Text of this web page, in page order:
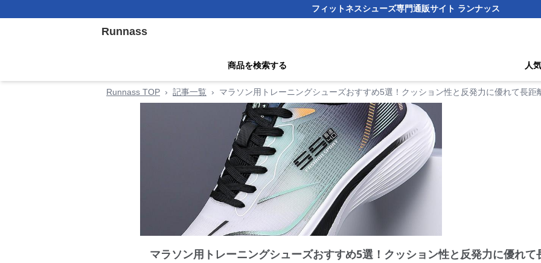
フィットネスシューズ専門通販サイト ランナッス
Runnass
商品を検索する 人
Runnass TOP › 記事一覧 › マラソン用トレーニングシューズおすすめ5選！クッション性と反発力に優れて長距
マラソン用トレーニングシューズおすすめ5選！クッション性と反発力に優れ